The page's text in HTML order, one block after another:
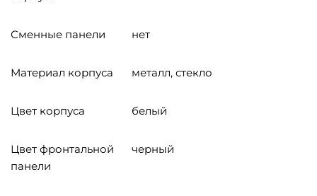
Сменные панели нет
Материал корпуса металл, стекло
Цвет корпуса белый
Цвет фронтальной
панели
черный